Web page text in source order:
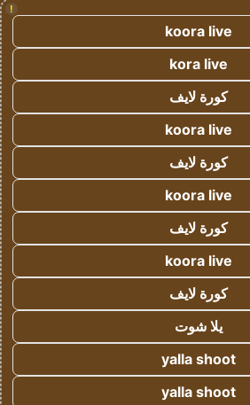
!
koora live
kora live
كورة لايف
koora live
كورة لايف
koora live
كورة لايف
koora live
كورة لايف
يلا شوت
yalla shoot
yalla shoot